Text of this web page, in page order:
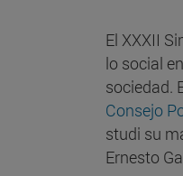
El XXXII
lo social
sociedad.
Consejo
studi su
Ernesto